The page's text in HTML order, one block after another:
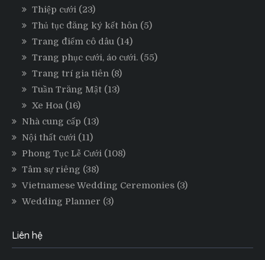
Thiệp cưới (23)
Thủ tục đăng ký kết hôn (5)
Trang điểm cô dâu (14)
Trang phục cưới, áo cưới. (55)
Trang trí gia tiên (8)
Tuần Trăng Mật (13)
Xe Hoa (16)
Nhà cung cấp (13)
Nội thất cưới (11)
Phong Tục Lễ Cưới (108)
Tâm sự riêng (38)
Vietnamese Wedding Ceremonies (3)
Wedding Planner (3)
Liên hệ